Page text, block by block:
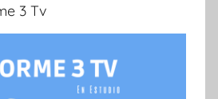
3 Tv